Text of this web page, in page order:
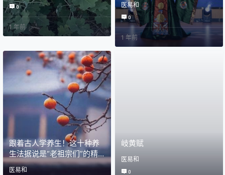
0
1 年前
医易和
0
1 年前
跟着古人学养生！这十种养
生法据说是“老祖宗们”的精
华
医易和
岐黄赋
医易和
0